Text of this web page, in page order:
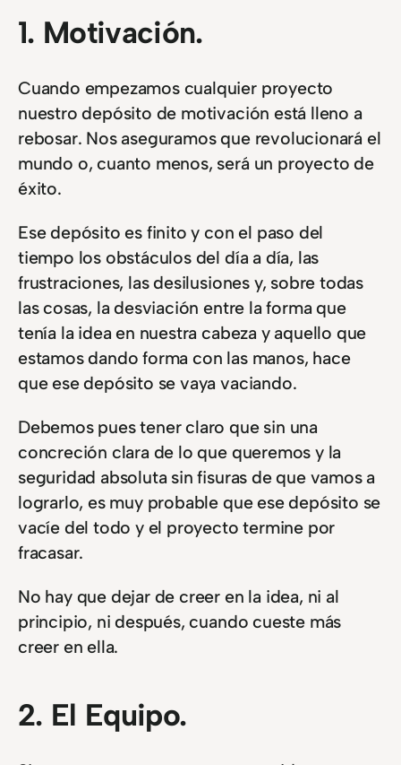
1. Motivación.
Cuando empezamos cualquier proyecto
nuestro depósito de motivación está lleno a
rebosar. Nos aseguramos que revolucionará el
mundo o, cuanto menos, será un proyecto de
éxito.
Ese depósito es finito y con el paso del
tiempo los obstáculos del día a día, las
frustraciones, las desilusiones y, sobre todas
las cosas, la desviación entre la forma que
tenía la idea en nuestra cabeza y aquello que
estamos dando forma con las manos, hace
que ese depósito se vaya vaciando.
Debemos pues tener claro que sin una
concreción clara de lo que queremos y la
seguridad absoluta sin fisuras de que vamos a
lograrlo, es muy probable que ese depósito se
vacíe del todo y el proyecto termine por
fracasar.
No hay que dejar de creer en la idea, ni al
principio, ni después, cuando cueste más
creer en ella.
2. El Equipo.